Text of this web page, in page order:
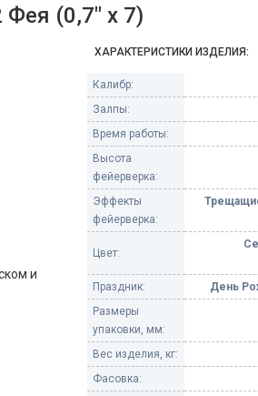
Фея (0,7" х 7)
и
ХАРАКТЕРИСТИКИ ИЗДЕЛИЯ:
Калибр:
Залпы:
Время работы:
Высота
фейерверка:
Эффекты
фейерверка:
Цвет:
Праздник:
День
Размеры
упаковки, мм:
Вес изделия, кг:
Фасовка: